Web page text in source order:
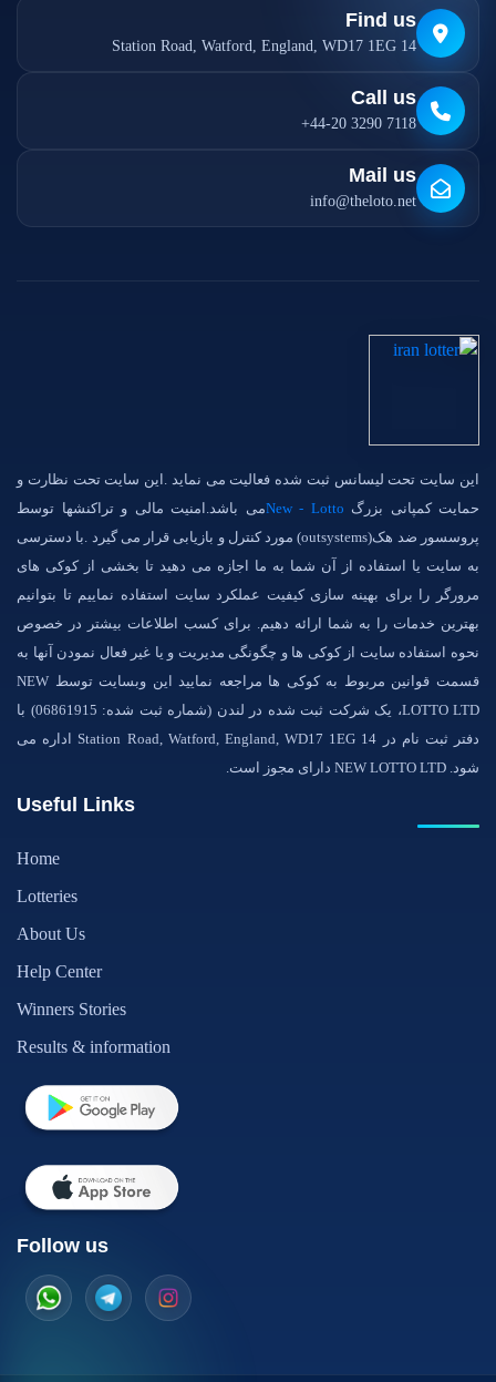
Find us
14 Station Road, Watford, England, WD17 1EG
Call us
+44-20 3290 7118
Mail us
info@theloto.net
این سایت تحت لیسانس ثبت شده فعالیت می نماید .این سایت تحت نظارت و
حمایت کمپانی بزرگ New - Lottoمی باشد.امنیت مالی و تراکنشها توسط
پروسسور ضد هک(outsystems) مورد کنترل و بازیابی قرار می گیرد .با دسترسی
به سایت یا استفاده از آن شما به ما اجازه می دهید تا بخشی از کوکی های
مرورگر را برای بهینه سازی کیفیت عملکرد سایت استفاده نماییم تا بتوانیم
بهترین خدمات را به شما ارائه دهیم. برای کسب اطلاعات بیشتر در خصوص
نحوه استفاده سایت از کوکی ها و چگونگی مدیریت و یا غیر فعال نمودن آنها به
قسمت قوانین مربوط به کوکی ها مراجعه نمایید این وبسایت توسط NEW
LOTTO LTD، یک شرکت ثبت شده در لندن (شماره ثبت شده: 06861915) با
دفتر ثبت نام در 14 Station Road, Watford, England, WD17 1EG اداره می
شود. NEW LOTTO LTD دارای مجوز است.
Useful Links
Home
Lotteries
About Us
Help Center
Winners Stories
Results & information
Follow us